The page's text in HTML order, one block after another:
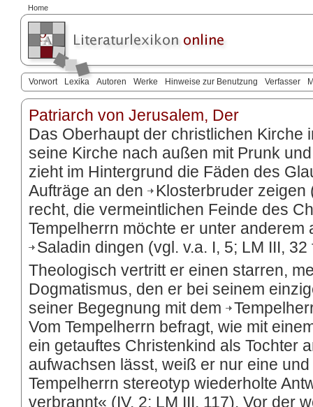
Home
Vorwort Lexika Autoren Werke Hinweise zur Benutzung Verfasser
Patriarch von Jerusalem, Der
Das Oberhaupt der christlichen Kirche
seine Kirche nach außen mit Prunk
zieht im Hintergrund die Fäden des
Aufträge an den
Klosterbruder zeigen
recht, die vermeintlichen Feinde des
Tempelherrn möchte er unter anderem
Saladin dingen (vgl. v.a. I, 5; LM III, 32
Theologisch vertritt er einen starren,
Dogmatismus, den er bei seinem
seiner Begegnung mit dem
Vom Tempelherrn befragt, wie mit
ein getauftes Christenkind als Tochter
aufwachsen lässt, weiß er nur eine
Tempelherrn stereotyp wiederholte
verbrannt« (IV, 2; LM III, 117). Vor der